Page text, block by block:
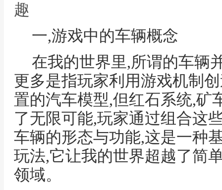
趣
一,游戏中的车辆概念
在我的世界里,所谓的车辆
更多是指玩家利用游戏机制
置的汽车模型,但红石系统,矿
了无限可能,玩家通过组合这
车辆的形态与功能,这是一种
玩法,它让我的世界超越了简
领域。